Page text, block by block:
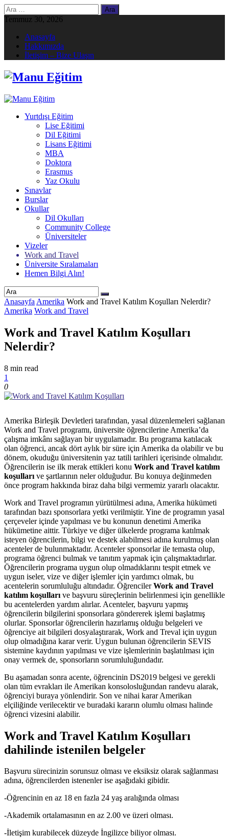
Arama:
Temmuz 30, 2026
Anasayfa
Hakkımızda
İletişim – Bize Ulaşın
Yurtdışı Eğitim
Lise Eğitimi
Dil Eğitimi
Lisans Eğitimi
MBA
Doktora
Erasmus
Yaz Okulu
Sınavlar
Burslar
Okullar
Dil Okulları
Community College
Üniversiteler
Vizeler
Work and Travel
Üniversite Sıralamaları
Hemen Bilgi Alın!
Anasayfa Amerika Work and Travel Katılım Koşulları Nelerdir?
Amerika Work and Travel
Work and Travel Katılım Koşulları
Nelerdir?
8 min read
1
0
Amerika Birleşik Devletleri tarafından, yasal düzenlemeleri sağlanan
Work and Travel programı, üniversite öğrencilerine Amerika’da
çalışma imkânı sağlayan bir uygulamadır. Bu programa katılacak
olan öğrenci, ancak dört aylık bir süre için Amerika da olabilir ve bu
dönem, okuduğu üniversitenin yaz tatili tarihleri içerisinde olmalıdır.
Öğrencilerin ise ilk merak ettikleri konu Work and Travel katılım
koşulları ve şartlarının neler olduğudur. Bu konuya değinmeden
önce program hakkında biraz daha bilgi vermemiz yararlı olacaktır.
Work and Travel programın yürütülmesi adına, Amerika hükümeti
tarafından bazı sponsorlara yetki verilmiştir. Yine de programın yasal
çerçeveler içinde yapılması ve bu konunun denetimi Amerika
hükümetine aittir. Türkiye ve diğer ülkelerde programa katılmak
isteyen öğrencilerin, bilgi ve destek alabilmesi adına kurulmuş olan
acenteler de bulunmaktadır. Acenteler sponsorlar ile temasta olup,
programa öğrenci bulmak ve tanıtım yapmak için çalışmaktadırlar.
Öğrencilerin programa uygun olup olmadıklarını tespit etmek ve
uygun iseler, vize ve diğer işlemler için yardımcı olmak, bu
acentelerin sorumluluğu altındadır. ÖğrencilerWork and Travel
katılım koşulları ve başvuru süreçlerinin belirlenmesi için genellikle
bu acentelerden yardım alırlar. Acenteler, başvuru yapmış
öğrencilerin bilgilerini sponsorlara göndererek işlemi başlatmış
olurlar. Sponsorlar öğrencilerin hazırlamış olduğu belgeleri ve
öğrenciye ait bilgileri dosyalaştırarak, Work and Treval için uygun
olup olmadığına karar verir. Uygun bulunan öğrencilerin SEVIS
sistemine kaydının yapılması ve vize işlemlerinin başlatılması için
onay vermek de, sponsorların sorumluluğundadır.
Bu aşamadan sonra acente, öğrencinin DS2019 belgesi ve gerekli
olan tüm evrakları ile Amerikan konsolosluğundan randevu alarak,
öğrenciyi buraya yönlendirir. Son ve nihai karar Amerikan
elçiliğinde verilecektir ve buradaki kararın olumlu olması halinde
öğrenci vizesini alabilir.
Work and Travel Katılım Koşulları
dahilinde istenilen belgeler
Başvuru sürecinizin sorunsuz olması ve eksiksiz olarak sağlanması
adına, öğrencilerden istenenler ise aşağıdaki gibidir.
-Öğrencinin en az 18 en fazla 24 yaş aralığında olması
-Akademik ortalamasının en az 2.00 ve üzeri olması.
-İletişim kurabilecek düzeyde İngilizce biliyor olması.